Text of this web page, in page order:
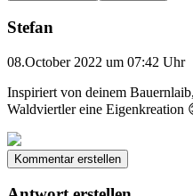
Stefan
08.October 2022 um 07:42 Uhr
Inspiriert von deinem
Waldviertler eine Eigenkreation
Kommentar erstellen